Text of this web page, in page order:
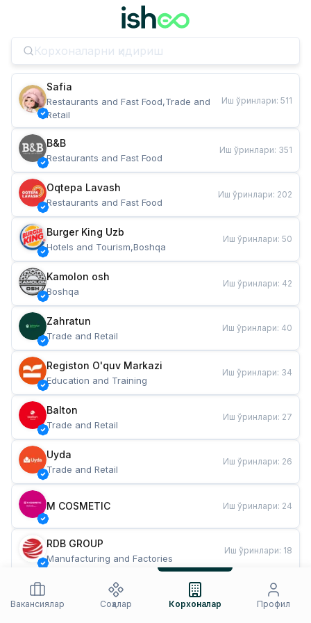
Safia
Restaurants and Fast Food,Trade and
Retail
Иш ўринлари: 511
B&B
Restaurants and Fast Food
Иш ўринлари: 351
Oqtepa Lavash
Restaurants and Fast Food
Иш ўринлари: 202
Burger King Uzb
Hotels and Tourism,Boshqa
Иш ўринлари: 50
Kamolon osh
Boshqa
Иш ўринлари: 42
Zahratun
Trade and Retail
Иш ўринлари: 40
Registon O'quv Markazi
Education and Training
Иш ўринлари: 34
Balton
Trade and Retail
Иш ўринлари: 27
Uyda
Trade and Retail
Иш ўринлари: 26
M COSMETIC Иш ўринлари: 24
RDB GROUP
Manufacturing and Factories
Иш ўринлари: 18
Restaurants and Fast Food
Иш ўринлари
Вакансиялар
Соҳалар Корхоналар Профил